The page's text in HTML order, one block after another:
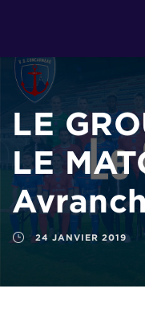
LE
LE
24 JANVIER 2019